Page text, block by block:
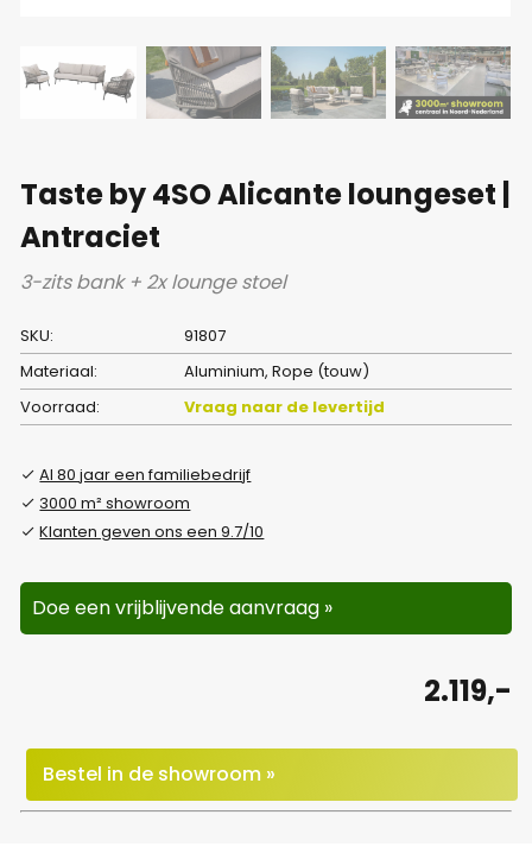
Taste by 4SO Alicante loungeset |
Antraciet
3-zits bank + 2x lounge stoel
SKU:
91807
Materiaal:
Aluminium, Rope (touw)
Voorraad:
Vraag naar de levertijd
Al 80 jaar een familiebedrijf
3000 m² showroom
Klanten geven ons een 9.7/10
Doe een vrijblijvende aanvraag »
2.119,-
Bestel in de showroom »